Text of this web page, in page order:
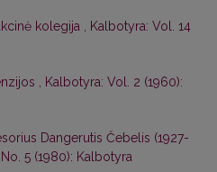
kolegija
Kalbotyra: Vol. 14
Kalbotyra: Vol. 2 (1960):
Dangerutis Čebelis (1927-
5 (1980): Kalbotyra